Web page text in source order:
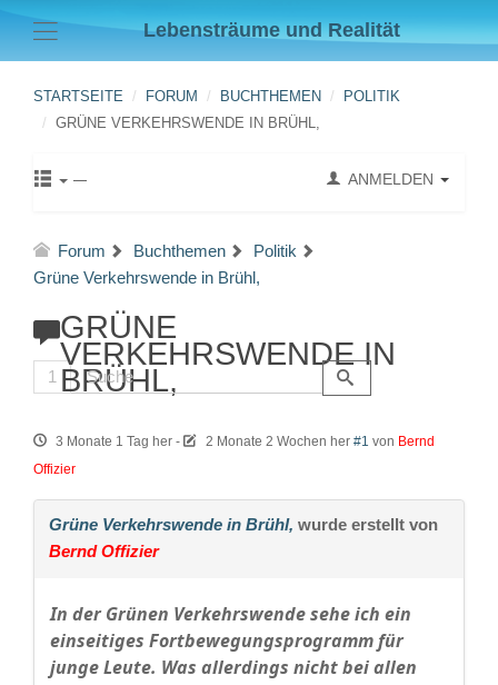
Lebensträume und Realität
STARTSEITE FORUM BUCHTHEMEN
POLITIK
GRÜNE VERKEHRSWENDE IN BRÜHL,
ANMELDEN
Forum Buchthemen
Politik
Grüne Verkehrswende in Brühl,
GRÜNE
VERKEHRSWENDE IN
BRÜHL,
1
3 Monate 1 Tag her - 2 Monate 2 Wochen her #1 von Bernd
Offizier
Grüne Verkehrswende in Brühl, wurde erstellt von
Bernd Offizier
In der Grünen Verkehrswende sehe ich ein
einseitiges Fortbewegungsprogramm für
junge Leute. Was allerdings nicht bei allen